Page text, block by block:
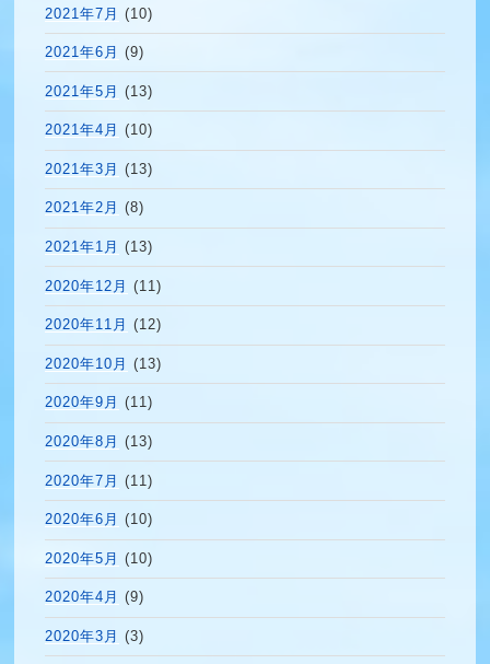
2021年7月 (10)
2021年6月 (9)
2021年5月 (13)
2021年4月 (10)
2021年3月 (13)
2021年2月 (8)
2021年1月 (13)
2020年12月 (11)
2020年11月 (12)
2020年10月 (13)
2020年9月 (11)
2020年8月 (13)
2020年7月 (11)
2020年6月 (10)
2020年5月 (10)
2020年4月 (9)
2020年3月 (3)